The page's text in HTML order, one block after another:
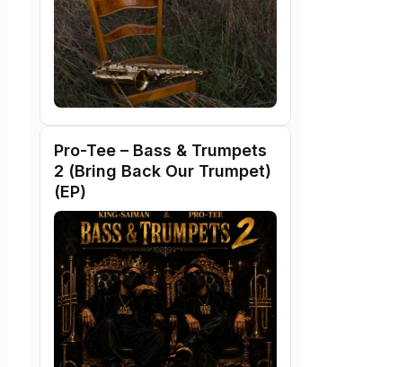
Pro-Tee – Bass & Trumpets
2 (Bring Back Our Trumpet)
(EP)